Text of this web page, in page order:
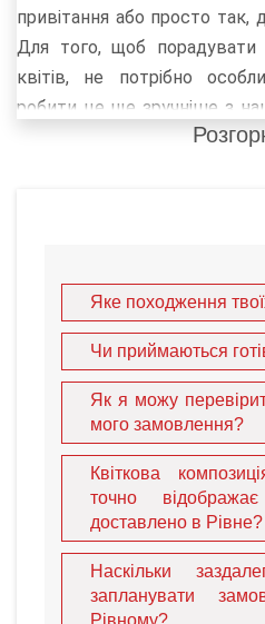
привітання або просто так,
Для того, щоб
квітів, не потрібно
робити це ще зручніше з
пропонуємо послуги зі
Що ми
До ваших послуг у нас
відповідальні флористи. Ви
навіть замовляючи
адресат отримає
квіти в бажаної композиції
Ніякої другосортної
реалізувати неходовий
Яке походження
Чи приймаються
Як я можу
мого замовлення?
Квіткова
точно
доставлено в Рівне?
Наскільки
запланувати
Рівному?